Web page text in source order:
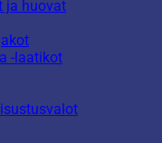
ja huovat
-laatikot